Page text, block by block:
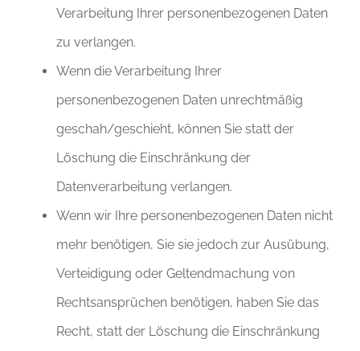
Verarbeitung Ihrer personenbezogenen Daten
zu verlangen.
Wenn die Verarbeitung Ihrer
personenbezogenen Daten unrechtmäßig
geschah/geschieht, können Sie statt der
Löschung die Einschränkung der
Datenverarbeitung verlangen.
Wenn wir Ihre personenbezogenen Daten nicht
mehr benötigen, Sie sie jedoch zur Ausübung,
Verteidigung oder Geltendmachung von
Rechtsansprüchen benötigen, haben Sie das
Recht, statt der Löschung die Einschränkung